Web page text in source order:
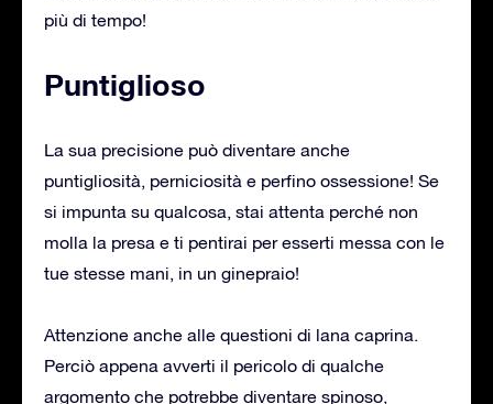
più di tempo!
Puntiglioso
La sua precisione può diventare anche
puntigliosità, perniciosità e perfino ossessione! Se
si impunta su qualcosa, stai attenta perché non
molla la presa e ti pentirai per esserti messa con le
tue stesse mani, in un ginepraio!
Attenzione anche alle questioni di lana caprina.
Perciò appena avverti il pericolo di qualche
argomento che potrebbe diventare spinoso,